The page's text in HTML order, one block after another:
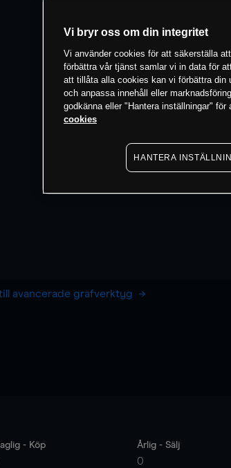
avancerade grafverktyg
- Köp Årlig - Sälj
0
Vi bryr oss om din integritet
Vi använder cookies för att säkerställa
förbättra vår tjänst samlar vi in data för
att tillåta alla cookies kan vi förbättra din
och anpassa innehåll eller
godkänna eller "Hantera inställningar"
cookies
HANTERA